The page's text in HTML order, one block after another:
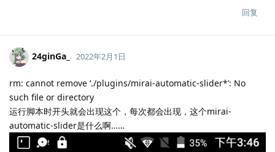
回复
24ginGa_ 2022年2月1日
rm: cannot remove ‘./plugins/mirai-automatic-slider*’: No
such file or directory
运行脚本时开头就会出现这个，每次都会出现，这个mirai-
automatic-slider是什么啊……